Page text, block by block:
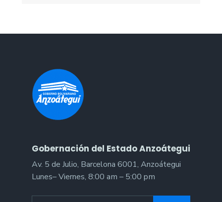
Gobernación del Estado Anzoátegui
Av. 5 de Julio, Barcelona 6001, Anzoátegui
Lunes– Viernes, 8:00 am – 5:00 pm